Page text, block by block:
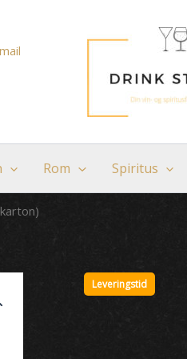
Rom Spiritus
Leveringstid